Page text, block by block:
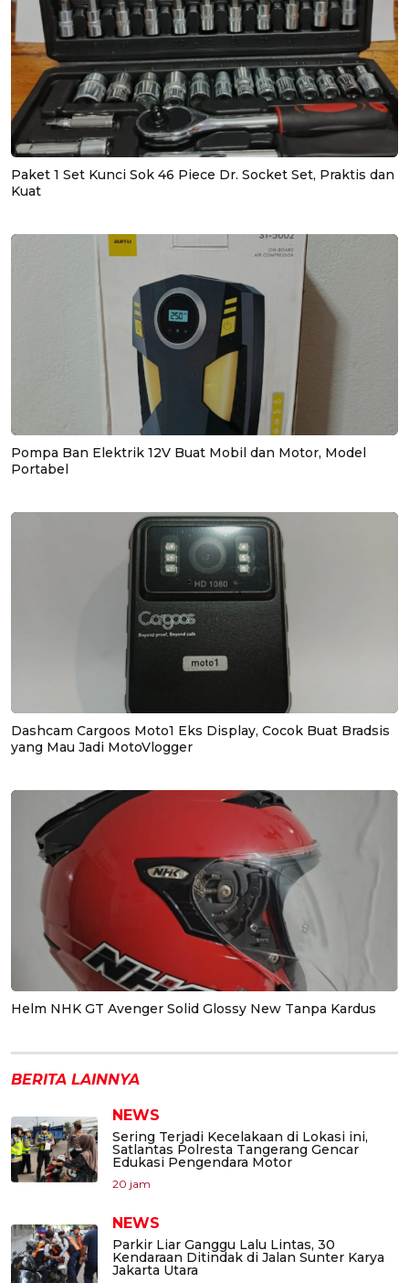
Paket 1 Set Kunci Sok 46 Piece Dr. Socket Set, Praktis dan
Kuat
Pompa Ban Elektrik 12V Buat Mobil dan Motor, Model
Portabel
Dashcam Cargoos Moto1 Eks Display, Cocok Buat Bradsis
yang Mau Jadi MotoVlogger
Helm NHK GT Avenger Solid Glossy New Tanpa Kardus
BERITA LAINNYA
NEWS
Sering Terjadi Kecelakaan di Lokasi ini,
Satlantas Polresta Tangerang Gencar
Edukasi Pengendara Motor
20 jam
NEWS
Parkir Liar Ganggu Lalu Lintas, 30
Kendaraan Ditindak di Jalan Sunter Karya
Jakarta Utara